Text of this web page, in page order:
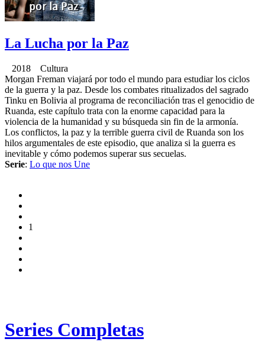
La Lucha por la Paz
2018 Cultura
Morgan Freman viajará por todo el mundo para estudiar los ciclos
de la guerra y la paz. Desde los combates ritualizados del sagrado
Tinku en Bolivia al programa de reconciliación tras el genocidio de
Ruanda, este capítulo trata con la enorme capacidad para la
violencia de la humanidad y su búsqueda sin fin de la armonía.
Los conflictos, la paz y la terrible guerra civil de Ruanda son los
hilos argumentales de este episodio, que analiza si la guerra es
inevitable y cómo podemos superar sus secuelas.
Serie: Lo que nos Une
1
Series Completas